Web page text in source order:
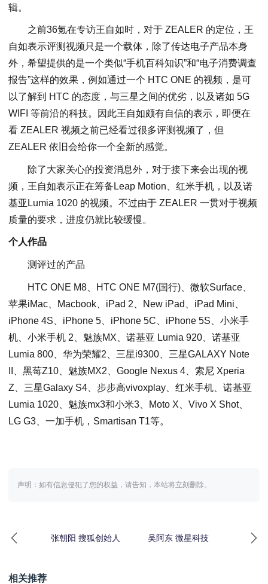
辑。
之前36氪在专访王自如时，对于 ZEALER 的定位，王
自如表示评测视频只是一个载体，除了传达电子产品本身
外，希望提供的是一个类似“手机百科知识”和“电子消费调查
报告”这样的效果，例如通过一个 HTC ONE 的视频，是可
以了解到 HTC 的态度，与三星之间的优劣，以及诸如 5G
WIFI 等前沿的科技。因此王自如颇有自信的表示，即便在
看 ZEALER 视频之前已经看过很多评测视频了，但
ZEALER 依旧会给你一个全新的感觉。
除了大家关心的投资消息外，对于接下来会出现的视
频，王自如表示正在筹备Leap Motion、红米手机，以及诺
基亚Lumia 1020 的视频。不过由于 ZEALER 一贯对于视频
质量的要求，进度仍就比较缓慢。
个人作品
测评过的产品
HTC ONE M8、HTC ONE M7(国行)、微软Surface、
苹果iMac、Macbook、iPad 2、New iPad、iPad Mini、
iPhone 4S、iPhone 5、iPhone 5C、iPhone 5S、小米手
机、小米手机 2、魅族MX、诺基亚 Lumia 920、诺基亚
Lumia 800、华为荣耀2、三星i9300、三星GALAXY Note
II、黑莓Z10、魅族MX2、Google Nexus 4、索尼 Xperia
Z、三星Galaxy S4、步步高vivoxplay、红米手机、诺基亚
Lumia 1020、魅族mx3和小米3、Moto X、Vivo X Shot、
LG G3、一加手机，Smartisan T1等。
声明：如有信息侵犯了您的权益，请告知，本站将立刻删除。
张朝阳 搜狐创始人 吴阿东 微星科技
相关推荐